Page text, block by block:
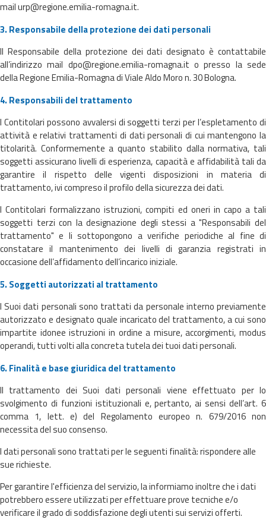
Operativi
Report
Aggiornamenti
Informazioni
Domande
frequenti
Guida per gli
sviluppatori
Il progetto
Allerta
Meteo
Emilia-
mail urp@regione.emilia-romagna.it.
3. Responsabile della protezione dei dati personali
Il Responsabile della protezione dei dati designato è contattabile
all’indirizzo mail dpo@regione.emilia-romagna.it o presso la sede
della Regione Emilia-Romagna di Viale Aldo Moro n. 30 Bologna.
4. Responsabili del trattamento
I Contitolari possono avvalersi di soggetti terzi per l’espletamento di
attività e relativi trattamenti di dati personali di cui mantengono la
titolarità. Conformemente a quanto stabilito dalla normativa, tali
soggetti assicurano livelli di esperienza, capacità e affidabilità tali da
garantire il rispetto delle vigenti disposizioni in materia di
trattamento, ivi compreso il profilo della sicurezza dei dati.
I Contitolari formalizzano istruzioni, compiti ed oneri in capo a tali
soggetti terzi con la designazione degli stessi a "Responsabili del
trattamento" e li sottopongono a verifiche periodiche al fine di
constatare il mantenimento dei livelli di garanzia registrati in
occasione dell’affidamento dell’incarico iniziale.
5. Soggetti autorizzati al trattamento
I Suoi dati personali sono trattati da personale interno previamente
autorizzato e designato quale incaricato del trattamento, a cui sono
impartite idonee istruzioni in ordine a misure, accorgimenti, modus
operandi, tutti volti alla concreta tutela dei tuoi dati personali.
6. Finalità e base giuridica del trattamento
Il trattamento dei Suoi dati personali viene effettuato per lo
svolgimento di funzioni istituzionali e, pertanto, ai sensi dell’art. 6
comma 1, lett. e) del Regolamento europeo n. 679/2016 non
necessita del suo consenso.
I dati personali sono trattati per le seguenti finalità: rispondere alle
sue richieste.
Per garantire l'efficienza del servizio, la informiamo inoltre che i dati
potrebbero essere utilizzati per effettuare prove tecniche e/o
verificare il grado di soddisfazione degli utenti sui servizi offerti.